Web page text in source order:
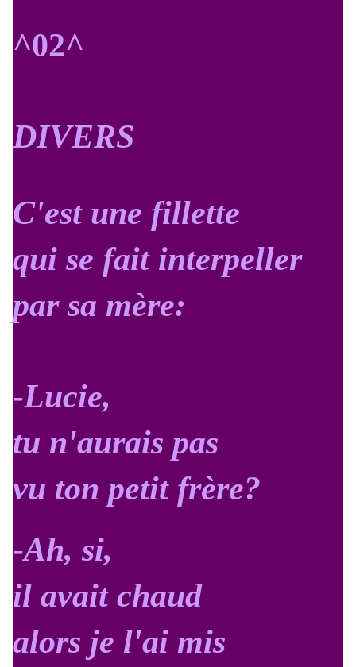
^02^
DIVERS
C'est une fillette
qui se fait interpeller
par sa mère:
-Lucie,
tu n'aurais pas
vu ton petit frère?
-Ah, si,
il avait chaud
alors je l'ai mis